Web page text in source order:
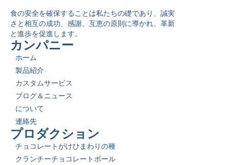
食の安全を確保することは私たちの礎であり、誠実
さと相互の成功、感謝、互恵の原則に導かれ、革新
と進歩を促進します。
カンパニー
ホーム
製品紹介
カスタムサービス
ブログ＆ニュース
について
連絡先
プロダクション
チョコレートがけひまわりの種
クランチーチョコレートボール